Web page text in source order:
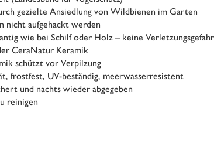
gezielte Ansiedlung von Wildbienen im Garten
nicht aufgehackt werden
wie bei Schilf oder Holz – keine
CeraNatur Keramik
schützt vor Verpilzung
frostfest, UV-beständig, meerwasserresistent
und nachts wieder abgegeben
reinigen